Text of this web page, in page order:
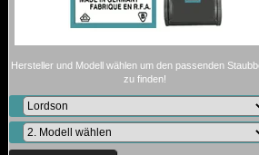
Hersteller und Modell wählen um den passenden
zu finden!